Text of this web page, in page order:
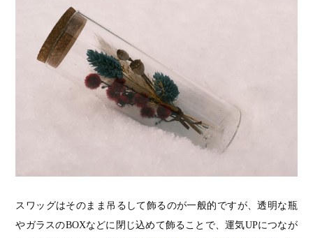
スワッグはそのまま吊るして飾るのが一般的ですが、透明な瓶
やガラスのBOXなどに閉じ込めて飾ることで、運気UPにつなが